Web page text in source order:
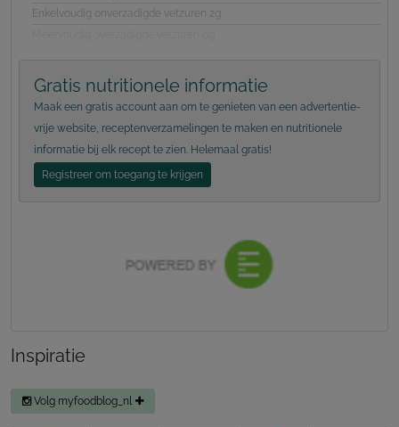
Enkelvoudig onverzadigde vetzuren 2g
Gratis nutritionele informatie
Maak een gratis account aan om te genieten van een advertentie-
vrije website, receptenverzamelingen te maken en nutritionele
informatie bij elk recept te zien. Helemaal gratis!
Registreer om toegang te krijgen
Inspiratie
Volg myfoodblog_nl